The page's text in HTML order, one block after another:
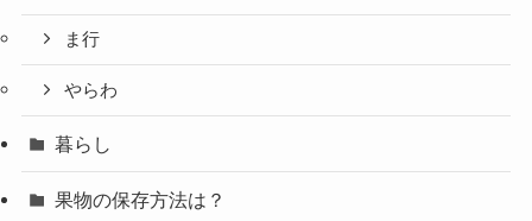
ま行
やらわ
暮らし
果物の保存方法は？